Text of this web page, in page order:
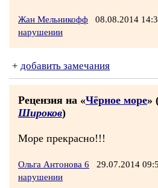
Жан Мельникофф 08.08.2014
нарушении
+ добавить замечания
Рецензия на «Чёрное море»
Широков)
Море прекрасно!!!
Ольга Антонова 6 29.07.2014
нарушении